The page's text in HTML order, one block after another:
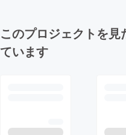
このプロジェクトを
ています